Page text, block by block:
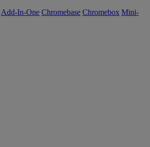
Add-In-One Chromebase Chromebox Mini-